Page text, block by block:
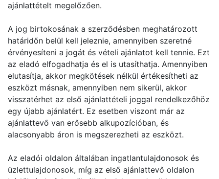
ajánlattételt megelőzően.
A jog birtokosának a szerződésben meghatározott
határidőn belül kell jeleznie, amennyiben szeretné
érvényesíteni a jogát és vételi ajánlatot kell tennie. Ezt
az eladó elfogadhatja és el is utasíthatja. Amennyiben
elutasítja, akkor megkötések nélkül értékesítheti az
eszközt másnak, amennyiben nem sikerül, akkor
visszatérhet az első ajánlattételi joggal rendelkezőhöz
egy újabb ajánlatért. Ez esetben viszont már az
ajánlattevő van erősebb alkupozícióban, és
alacsonyabb áron is megszerezheti az eszközt.
Az eladói oldalon általában ingatlantulajdonosok és
üzlettulajdonosok, míg az első ajánlattevő oldalon